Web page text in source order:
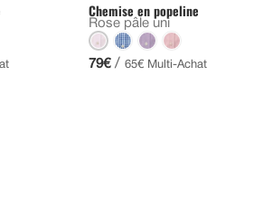
Chemise en popeline
Rose pâle uni
79€ / 65€ Multi-Achat